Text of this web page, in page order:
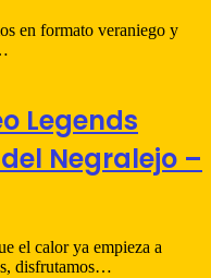
en formato veraniego y
Legends
Negralejo –
el calor ya empieza a
disfrutamos…